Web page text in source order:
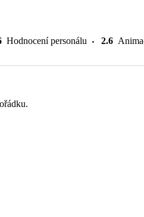
Hodnocení personálu 2.6